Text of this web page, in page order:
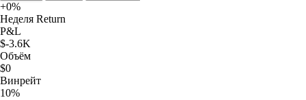
+0%
Неделя Return
P&L
$-3.6K
Объём
$0
Винрейт
10%